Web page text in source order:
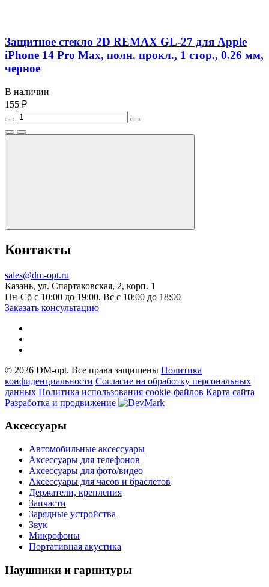
Защитное стекло 2D REMAX GL-27 для Apple
iPhone 14 Pro Max, полн. прокл., 1 стор., 0.26 мм,
черное
В наличии
155 ₽
Контакты
sales@dm-opt.ru
Казань, ул. Спартаковская, 2, корп. 1
Пн-Сб с 10:00 до 19:00, Вс с 10:00 до 18:00
Заказать консультацию
© 2026 DM-opt. Все права защищены Политика
конфиденциальности Согласие на обработку персональных
данных Пoлитикa иcпoльзoвaния cookie-фaйлoв Карта сайта
Разработка и продвижение
Аксессуары
Автомобильные аксессуары
Аксессуары для телефонов
Аксессуары для фото/видео
Аксессуары для часов и браслетов
Держатели, крепления
Запчасти
Зарядные устройства
Звук
Микрофоны
Портативная акустика
Наушники и гарнитуры